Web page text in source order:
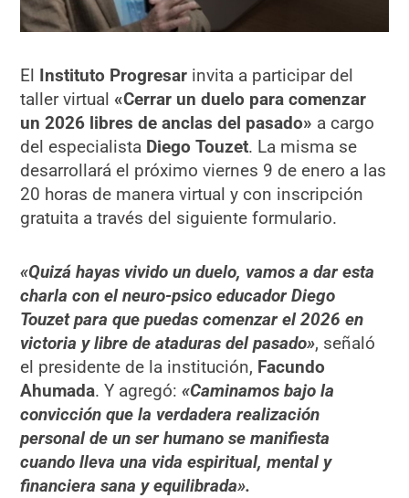
El Instituto Progresar invita a participar del
taller virtual «Cerrar un duelo para comenzar
un 2026 libres de anclas del pasado» a cargo
del especialista Diego Touzet. La misma se
desarrollará el próximo viernes 9 de enero a las
20 horas de manera virtual y con inscripción
gratuita a través del siguiente formulario.
«Quizá hayas vivido un duelo, vamos a dar esta
charla con el neuro-psico educador Diego
Touzet para que puedas comenzar el 2026 en
victoria y libre de ataduras del pasado», señaló
el presidente de la institución, Facundo
Ahumada. Y agregó:«Caminamos bajo la
convicción que la verdadera realización
personal de un ser humano se manifiesta
cuando lleva una vida espiritual, mental y
financiera sana y equilibrada».